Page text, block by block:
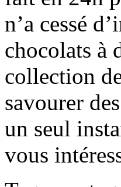
n’a cessé
chocolats à
collection
savourer
un seul
vous